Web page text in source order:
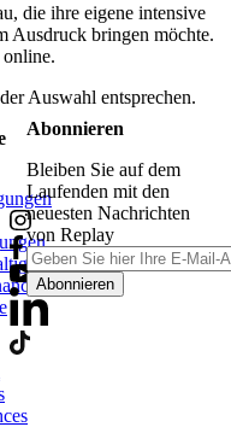
die ihre eigene intensive
Ausdruck bringen möchte.
online.
Auswahl entsprechen.
Abonnieren
Bleiben Sie auf dem
Laufenden mit den
neuesten Nachrichten
von Replay
Abonnieren